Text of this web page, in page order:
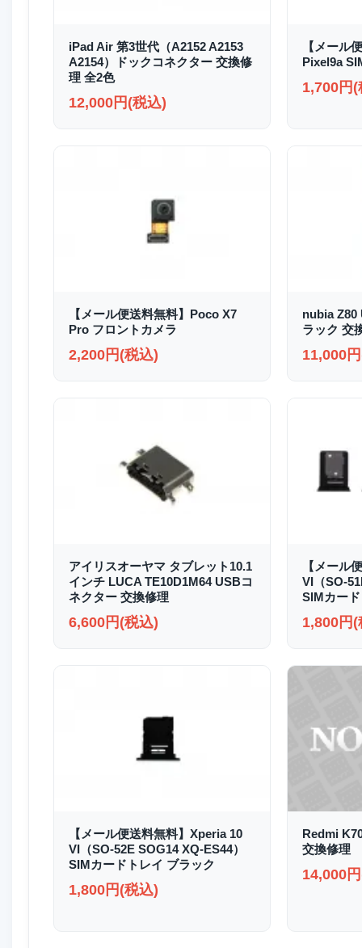
iPad Air 第3世代（A2152 A2153
A2154）ドックコネクター 交換修
理 全2色
12,000円(税込)
【メール
Pixel9a
1,700円(
【メール便送料無料】Poco X7
Pro フロントカメラ
2,200円(税込)
nubia Z80
ラック 交
11,000
アイリスオーヤマ タブレット10.1
インチ LUCA TE10D1M64 USBコ
ネクター 交換修理
6,600円(税込)
【メール
VI（SO-
SIMカー
1,800円(
【メール便送料無料】Xperia 10
VI（SO-52E SOG14 XQ-ES44）
SIMカードトレイ ブラック
1,800円(税込)
Redmi
交換修理
14,000